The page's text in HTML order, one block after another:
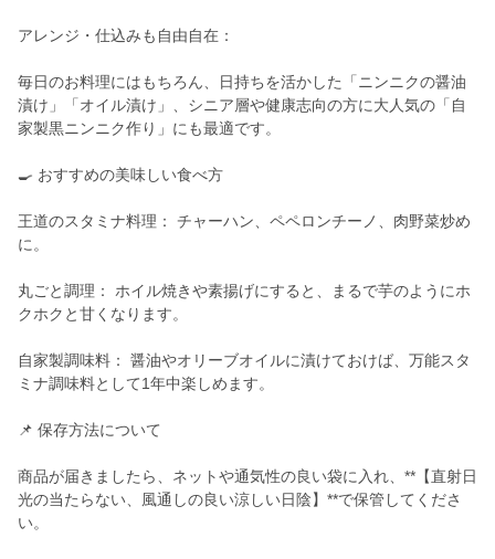
アレンジ・仕込みも自由自在：
毎日のお料理にはもちろん、日持ちを活かした「ニンニクの醤油
漬け」「オイル漬け」、シニア層や健康志向の方に大人気の「自
家製黒ニンニク作り」にも最適です。
🍳 おすすめの美味しい食べ方
王道のスタミナ料理： チャーハン、ペペロンチーノ、肉野菜炒め
に。
丸ごと調理： ホイル焼きや素揚げにすると、まるで芋のようにホ
クホクと甘くなります。
自家製調味料： 醤油やオリーブオイルに漬けておけば、万能スタ
ミナ調味料として1年中楽しめます。
📌 保存方法について
商品が届きましたら、ネットや通気性の良い袋に入れ、**【直射日
光の当たらない、風通しの良い涼しい日陰】**で保管してくださ
い。